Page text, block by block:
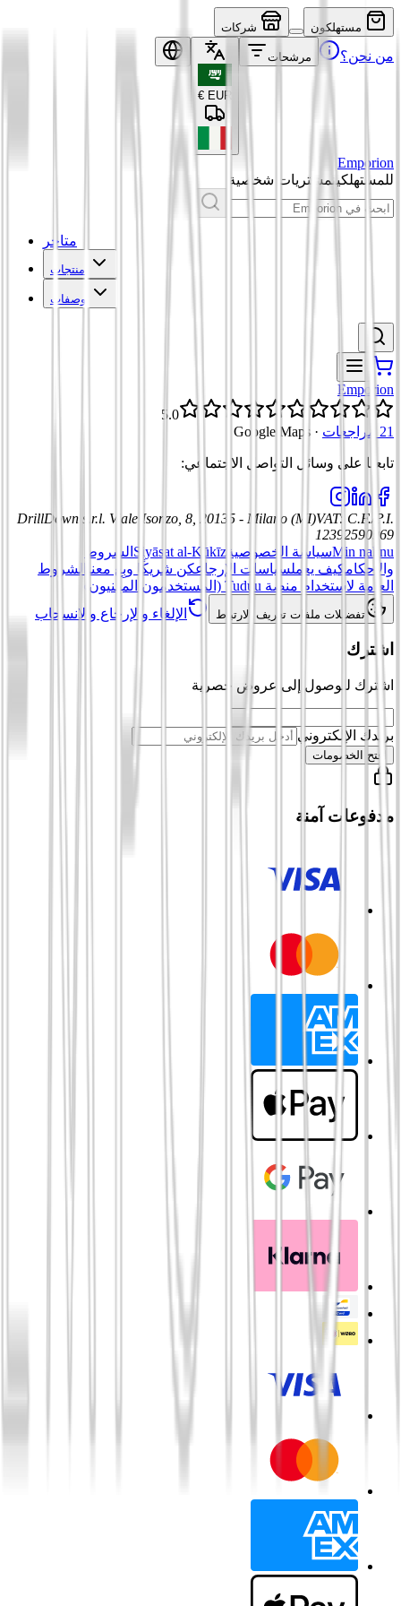
مستهلكون شركات
من نحن؟ مرشحات
EUR
€
Emporion
للمستهلكينمشتريات شخصية
متاجر
منتجات
وصفات
Emporion
5.0
21 مراجعات
·
Google Maps
تابعنا على وسائل التواصل الاجتماعي:
DrillDown s.r.l. Viale Isonzo, 8, 20135 - Milano (MI)VAT: C.F./P.I.
12392590969
Min nahnuسياسة الخصوصية Siyāsat al-Kūkīz الشروط
والأحكامكيف يعملسياسات الإرجاعكن شريكًا وبِع معنا
الشروط
العامة لاستخدام منصة Tuduu (المستخدمون المهنيون)
تفضيلات ملفات تعريف الارتباط الإلغاء والإرجاع والانسحاب
اشترك
اشترك للوصول إلى عروض حصرية
بريدك الإلكتروني
افتح الخصومات
مدفوعات آمنة